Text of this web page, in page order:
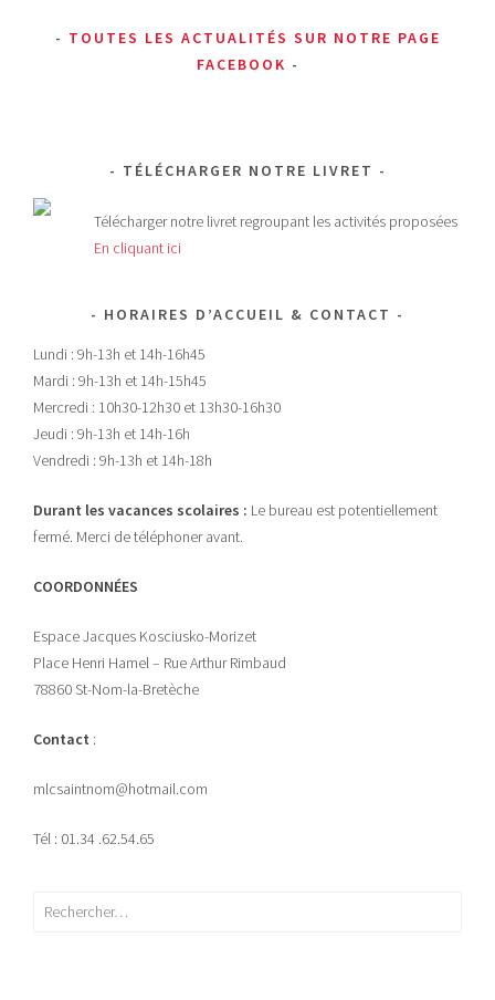
TOUTES LES ACTUALITÉS SUR NOTRE PAGE
FACEBOOK
TÉLÉCHARGER NOTRE LIVRET
Télécharger notre livret regroupant les activités proposées
En cliquant ici
HORAIRES D’ACCUEIL & CONTACT
Lundi : 9h-13h et 14h-16h45
Mardi : 9h-13h et 14h-15h45
Mercredi : 10h30-12h30 et 13h30-16h30
Jeudi : 9h-13h et 14h-16h
Vendredi : 9h-13h et 14h-18h
Durant les vacances scolaires : Le bureau est potentiellement
fermé. Merci de téléphoner avant.
COORDONNÉES
Espace Jacques Kosciusko-Morizet
Place Henri Hamel – Rue Arthur Rimbaud
78860 St-Nom-la-Bretèche
Contact :
mlcsaintnom@hotmail.com
Tél : 01.34 .62.54.65
Rechercher :